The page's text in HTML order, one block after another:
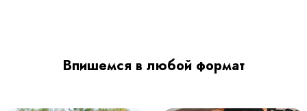
Впишемся в любой формат